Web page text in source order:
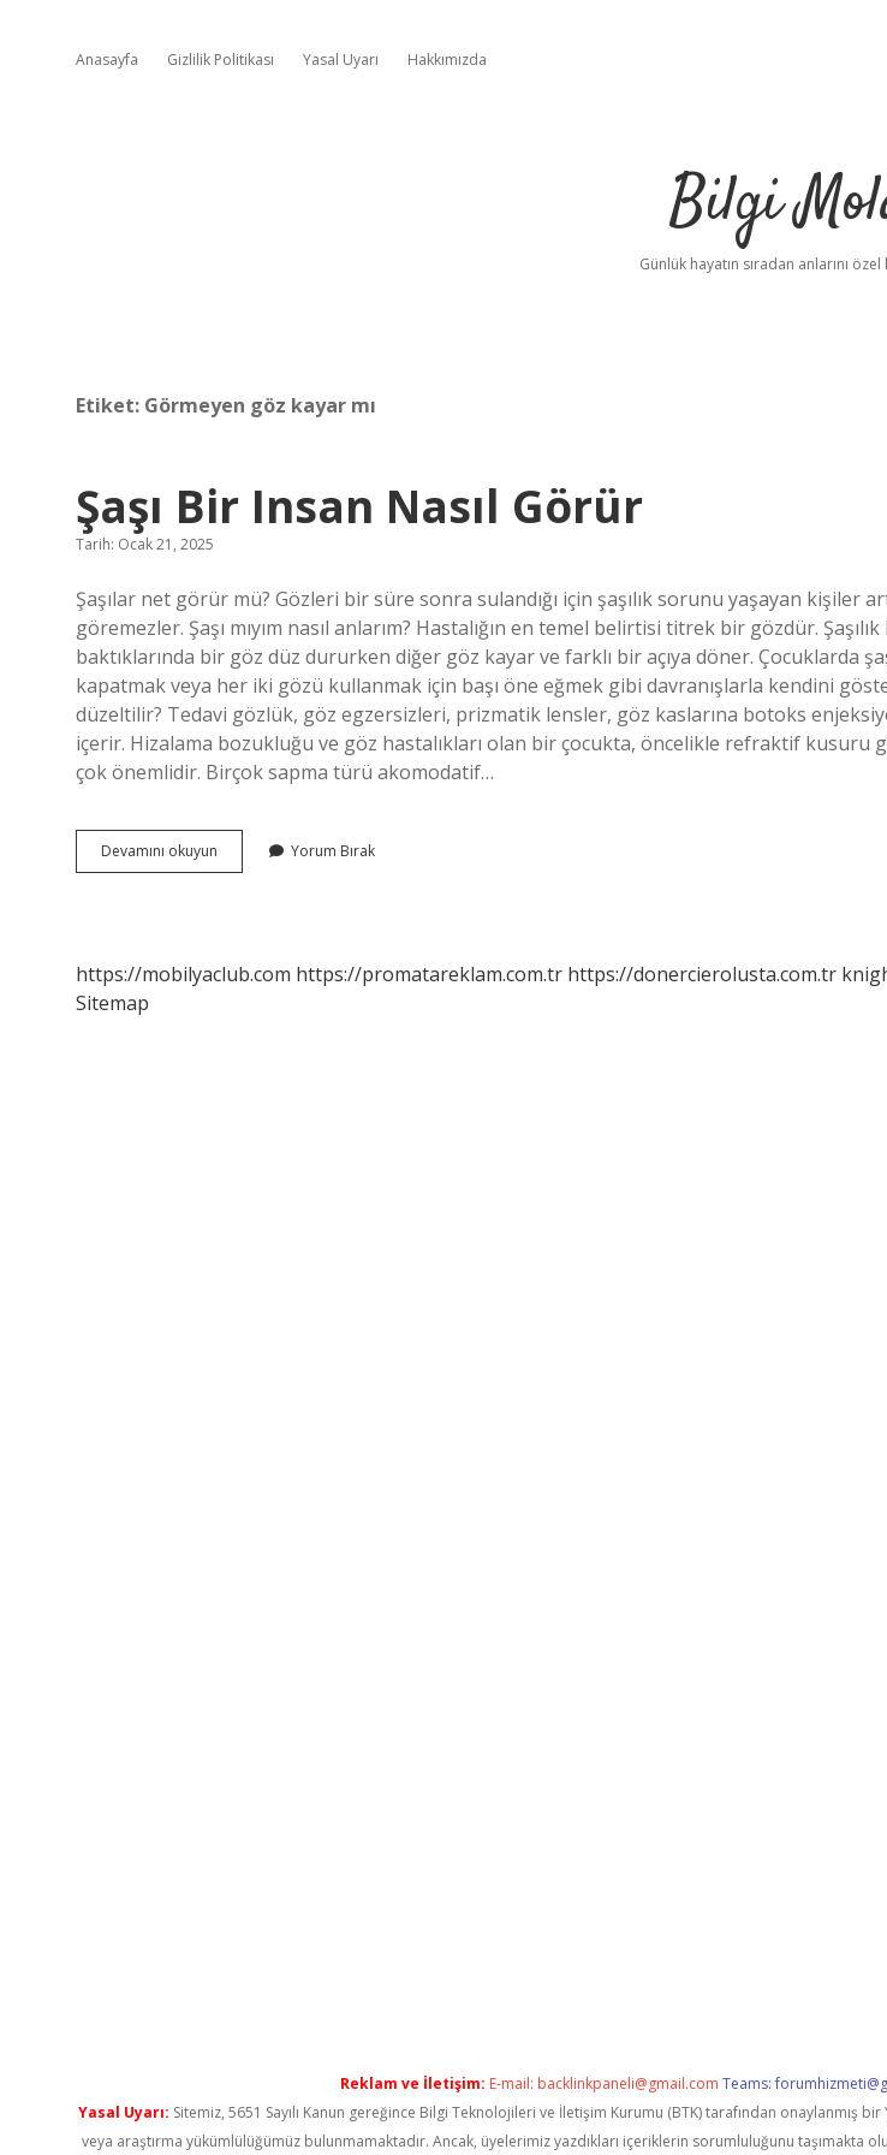
Anasayfa Gizlilik Politikası Yasal Uyarı Hakkımızda
Bilgi
Günlük hayatın sıradan anlarını
Etiket: Görmeyen göz kayar mı
Şaşı Bir Insan Nasıl Görür
Tarih: Ocak 21, 2025
Şaşılar net görür mü? Gözleri bir süre sonra sulandığı için şaşılık sorunu yaşayan kişiler
göremezler. Şaşı mıyım nasıl anlarım? Hastalığın en temel belirtisi titrek bir gözdür.
baktıklarında bir göz düz dururken diğer göz kayar ve farklı bir açıya döner. Çocuklarda
kapatmak veya her iki gözü kullanmak için başı öne eğmek gibi davranışlarla kendini
düzeltilir? Tedavi gözlük, göz egzersizleri, prizmatik lensler, göz kaslarına botoks
içerir. Hizalama bozukluğu ve göz hastalıkları olan bir çocukta, öncelikle refraktif kusuru
çok önemlidir. Birçok sapma türü akomodatif…
Devamını okuyun
Bir
Yorum Bırak
https://mobilyaclub.com https://promatareklam.com.tr https://donercierolusta.com.tr
Sitemap
Reklam ve İletişim: E-mail: backlinkpaneli@gmail.com Teams:
Yasal Uyarı: Sitemiz, 5651 Sayılı Kanun gereğince Bilgi Teknolojileri ve İletişim Kurumu (BTK) tarafından
veya araştırma yükümlülüğümüz bulunmamaktadır. Ancak, üyelerimiz yazdıkları içeriklerin sorumluluğunu